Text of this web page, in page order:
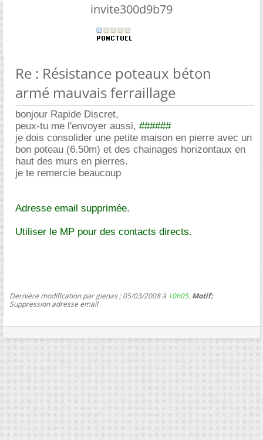
invite300d9b79
Re : Résistance poteaux béton
armé mauvais ferraillage
bonjour Rapide Discret,
peux-tu me l'envoyer aussi, ######
je dois consolider une petite maison en pierre avec un
bon poteau (6.50m) et des chainages horizontaux en
haut des murs en pierres.
je te remercie beaucoup
Adresse email supprimée.
Utiliser le MP pour des contacts directs.
Dernière modification par gienas ; 05/03/2008 à 10h05. Motif:
Suppression adresse email